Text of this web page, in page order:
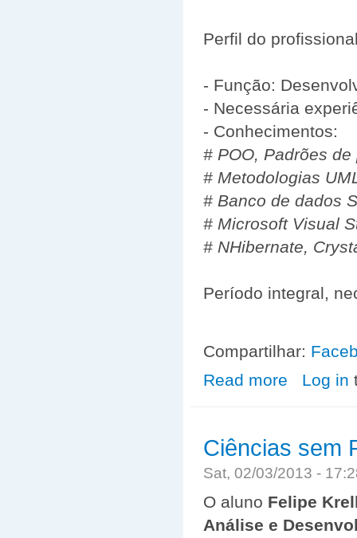
Perfil do
- Função:
- Necessária
- Conhecimentos:
# POO, Padrões
# Metodologias
# Banco de dados
# Microsoft Visual
# NHibernate,
Período integral,
Compartilhar:
Read more about VAGA
Log in
Ciências sem
Sat, 02/03/2013 -
O aluno Felipe
Análise e